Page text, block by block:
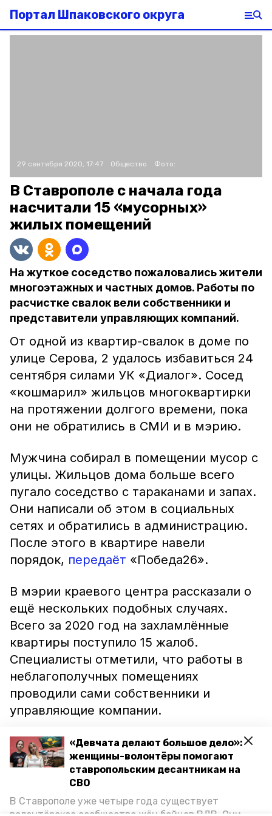
«Девчата делают большое дело»:
женщины-волонтёры помогают
ставропольским десантникам на
СВО
В Ставрополе уже четыре года существует
Портал Шпаковского округа
29 сентября 2020, 17:47 Общество Фото:
В Ставрополе с начала года
насчитали 15 «мусорных»
жилых помещений
На жуткое соседство пожаловались жители
многоэтажных и частных домов. Работы по
расчистке свалок вели собственники и
представители управляющих компаний.
От одной из квартир-свалок в доме по
улице Серова, 2 удалось избавиться 24
сентября силами УК «Диалог». Сосед
«кошмарил» жильцов многоквартирки
на протяжении долгого времени, пока
они не обратились в СМИ и в мэрию.
Мужчина собирал в помещении мусор с
улицы. Жильцов дома больше всего
пугало соседство с тараканами и запах.
Они написали об этом в социальных
сетях и обратились в администрацию.
После этого в квартире навели
порядок, передаёт «Победа26».
В мэрии краевого центра рассказали о
ещё нескольких подобных случаях.
Всего за 2020 год на захламлённые
квартиры поступило 15 жалоб.
Специалисты отметили, что работы в
неблагополучных помещениях
проводили сами собственники и
управляющие компании.
«Приняты меры по очистке жилых
помещений по пяти адресам: улица
Ленина, 106, квартира 14, улица Мира
квартира 4, улица Тухачевского, 3/9,